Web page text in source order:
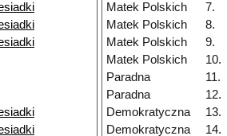
Matek Polskich
7.
Matek Polskich
8.
Matek Polskich
9.
Matek Polskich
10.
Paradna
11.
Paradna
12.
Demokratyczna
13.
Demokratyczna
14.